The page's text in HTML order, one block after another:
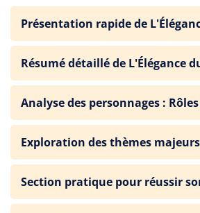
Présentation rapide de
Résumé détaillé de L'Élégance
Analyse des personnages :
Exploration des thèmes
Section pratique pour réussir